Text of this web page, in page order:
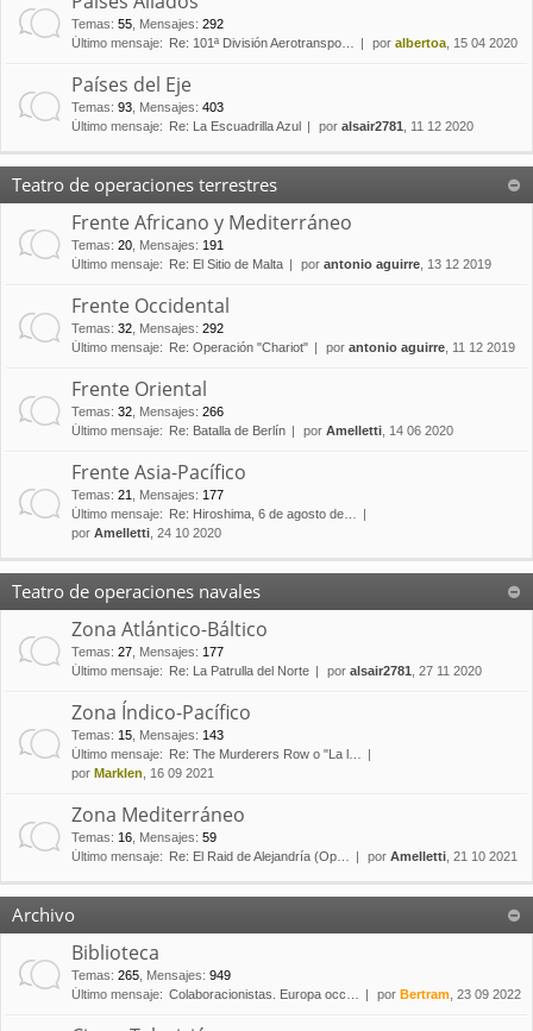
Temas: 55 Mensajes: 292
Último mensaje:
Re: 101ª División Aerotranspo… por albertoa , 15 04 2020
Países del Eje
Temas: 93 Mensajes: 403
Último mensaje:
Re: La Escuadrilla Azul por alsair2781 , 11 12 2020
Teatro de operaciones terrestres
Frente Africano y Mediterráneo
Temas: 20 Mensajes: 191
Último mensaje:
Re: El Sitio de Malta por antonio aguirre , 13 12 2019
Frente Occidental
Temas: 32 Mensajes: 292
Último mensaje:
Re: Operación "Chariot" por antonio aguirre , 11 12 2019
Frente Oriental
Temas: 32 Mensajes: 266
Último mensaje:
Re: Batalla de Berlín por Amelletti , 14 06 2020
Frente Asia-Pacífico
Temas: 21 Mensajes: 177
Último mensaje:
Re: Hiroshima, 6 de agosto de…
por Amelletti , 24 10 2020
Teatro de operaciones navales
Zona Atlántico-Báltico
Temas: 27 Mensajes: 177
Último mensaje:
Re: La Patrulla del Norte por alsair2781 , 27 11 2020
Zona Índico-Pacífico
Temas: 15 Mensajes: 143
Último mensaje:
Re: The Murderers Row o "La l…
por Marklen , 16 09 2021
Zona Mediterráneo
Temas: 16 Mensajes: 59
Último mensaje:
Re: El Raid de Alejandría (Op… por Amelletti , 21 10 2021
Archivo
Biblioteca
Temas: 265 Mensajes: 949
Último mensaje: Colaboracionistas. Europa occ… por Bertram , 23 09 2022